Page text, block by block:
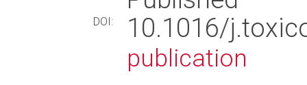
DOI: 10.1016/
publication